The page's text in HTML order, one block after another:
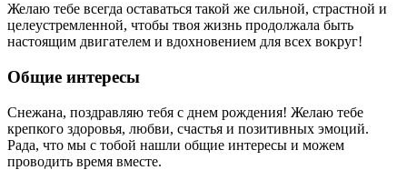
Желаю тебе всегда оставаться такой же сильной, страстной и
целеустремленной, чтобы твоя жизнь продолжала быть
настоящим двигателем и вдохновением для всех вокруг!
Общие интересы
Снежана, поздравляю тебя с днем рождения! Желаю тебе
крепкого здоровья, любви, счастья и позитивных эмоций.
Рада, что мы с тобой нашли общие интересы и можем
проводить время вместе.